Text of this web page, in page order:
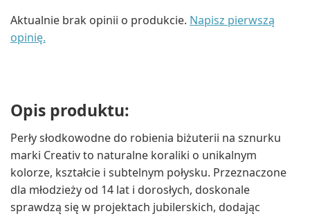
Aktualnie brak opinii o produkcie. Napisz pierwszą
opinię.
Opis produktu:
Perły słodkowodne do robienia biżuterii na sznurku
marki Creativ to naturalne koraliki o unikalnym
kolorze, kształcie i subtelnym połysku. Przeznaczone
dla młodzieży od 14 lat i dorosłych, doskonale
sprawdzą się w projektach jubilerskich, dodając